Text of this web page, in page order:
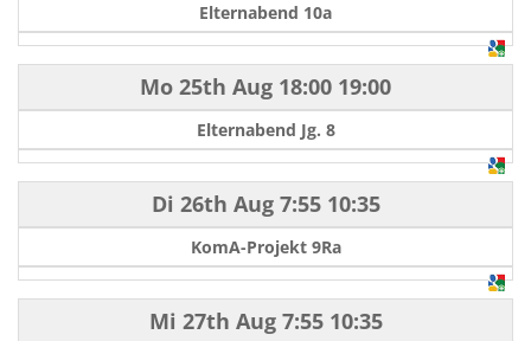
Elternabend 10a
Mo 25th Aug 18:00 19:00
Elternabend Jg. 8
Di 26th Aug7:55 10:35
KomA-Projekt 9Ra
Mi 27th Aug7:55 10:35